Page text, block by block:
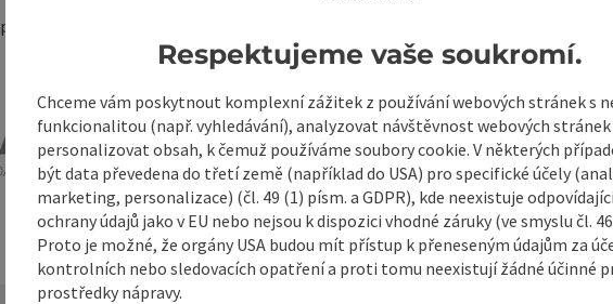
přejít na poznámky
Respektujeme vaše soukromí.
Chceme vám poskytnout komplexní zážitek z používání webových stránek s
funkcionalitou (např. vyhledávání), analyzovat návštěvnost webových stránek
personalizovat obsah, k čemuž používáme soubory cookie. V některých
být data převedena do třetí země (například do USA) pro specifické účely
marketing, personalizace) (čl. 49 (1) písm. a GDPR), kde neexistuje
ochrany údajů jako v EU nebo nejsou k dispozici vhodné záruky (ve smyslu čl. 46
Proto je možné, že orgány USA budou mít přístup k přeneseným údajům za
kontrolních nebo sledovacích opatření a proti tomu neexistují žádné účinné
prostředky nápravy.